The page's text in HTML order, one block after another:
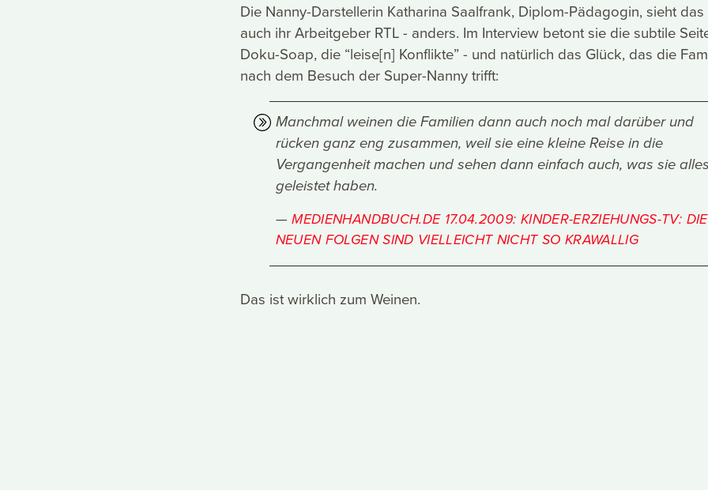
Die Nanny-Darstellerin Katharina Saalfrank, Diplom-Pädagogin, sieht
auch ihr Arbeitgeber RTL - anders. Im Interview betont sie die subtile
Doku-Soap, die “leise[n] Konflikte” - und natürlich das Glück, das die
nach dem Besuch der Super-Nanny trifft:
Manchmal weinen die Familien dann auch noch mal darüber und
rücken ganz eng zusammen, weil sie eine kleine Reise in die
Vergangenheit machen und sehen dann einfach auch, was sie
geleistet haben.
MEDIENHANDBUCH.DE 17.04.2009: KINDER-ERZIEHUNGS-TV: DIE
NEUEN FOLGEN SIND VIELLEICHT NICHT SO KRAWALLIG
Das ist wirklich zum Weinen.